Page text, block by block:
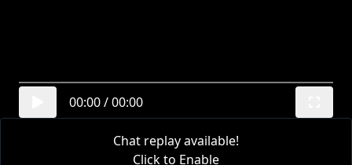
00:00/00:00
Chat replay available!
Click to Enable